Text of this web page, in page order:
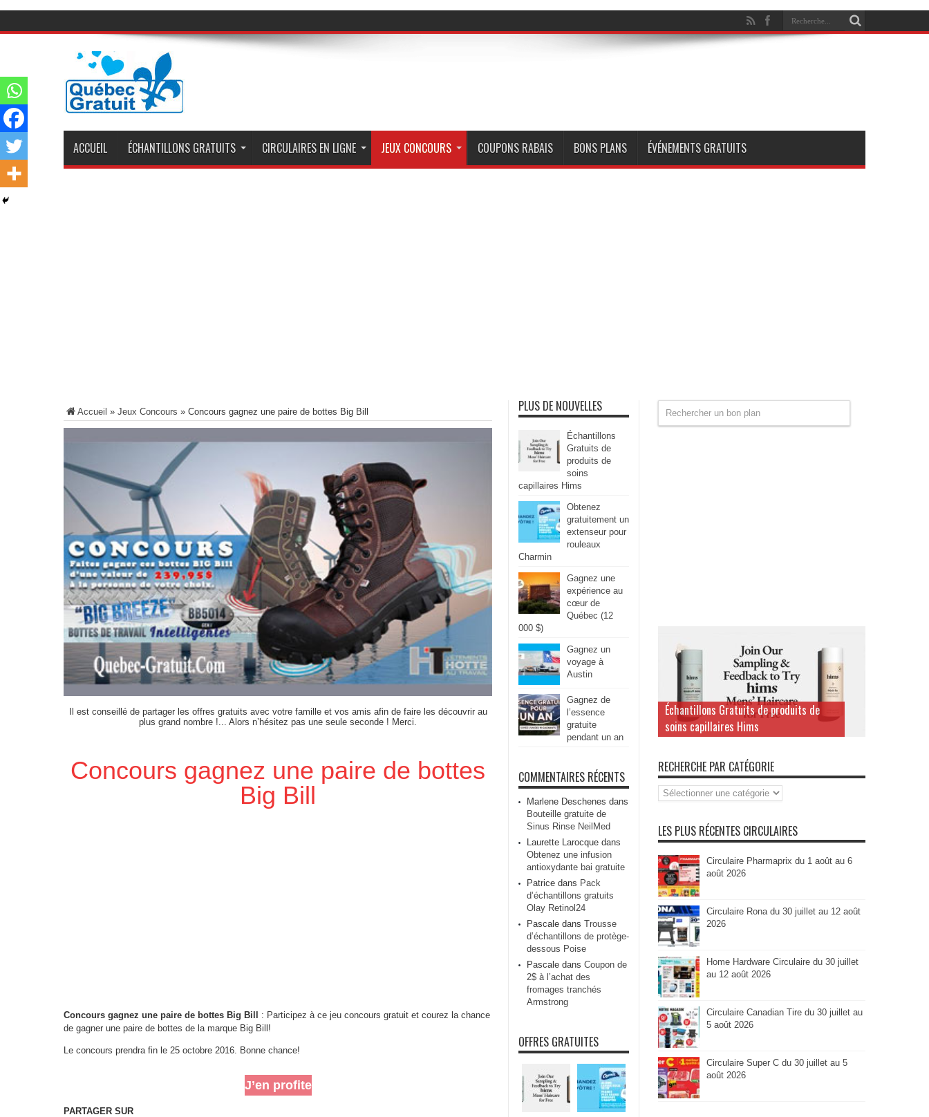
ACCUEIL ÉCHANTILLONS GRATUITS CIRCULAIRES EN LIGNE JEUX CONCOURS COUPONS RABAIS BONS PLANS ÉVÉNEMENTS GRATUITS
Accueil » Jeux Concours » Concours gagnez une paire de bottes Big Bill
Il est conseillé de partager les offres gratuits avec votre famille et vos amis afin de faire les découvrir au
plus grand nombre !... Alors n’hésitez pas une seule seconde ! Merci.
Concours gagnez une paire de bottes
Big Bill
Concours gagnez une paire de bottes Big Bill : Participez à ce jeu concours gratuit et courez la chance
de gagner une paire de bottes de la marque Big Bill!
Le concours prendra fin le 25 octobre 2016. Bonne chance!
J’en profite
PARTAGER SUR
PLUS DE NOUVELLES
Échantillons
Gratuits de
produits de
soins
capillaires Hims
Obtenez
gratuitement un
extenseur pour
rouleaux
Charmin
Gagnez une
expérience au
cœur de
Québec (12
000 $)
Gagnez un
voyage à
Austin
Gagnez de
l’essence
gratuite
pendant un an
COMMENTAIRES RÉCENTS
Marlene Deschenes dans
Bouteille gratuite de
Sinus Rinse NeilMed
Laurette Larocque dans
Obtenez une infusion
antioxydante bai gratuite
Patrice dans Pack
d’échantillons gratuits
Olay Retinol24
Pascale dans Trousse
d’échantillons de protège-
dessous Poise
Pascale dans Coupon de
2$ à l’achat des
fromages tranchés
Armstrong
OFFRES GRATUITES
Échantillons Gratuits de produits de
soins capillaires Hims
RECHERCHE PAR CATÉGORIE
Recherche
par
LES PLUS RÉCENTES CIRCULAIRES
Circulaire Pharmaprix du 1 août au 6
août 2026
Circulaire Rona du 30 juillet au 12 août
2026
Home Hardware Circulaire du 30 juillet
au 12 août 2026
Circulaire Canadian Tire du 30 juillet au
5 août 2026
Circulaire Super C du 30 juillet au 5
août 2026